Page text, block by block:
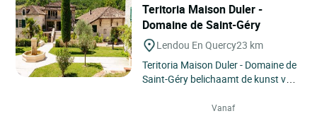
Teritoria Maison Duler -
Domaine de Saint-Géry
Lendou En Quercy23 km
Teritoria Maison Duler - Domaine de
Saint-Géry belichaamt de kunst van
Blanc, in Lendou-en-Quercy...
Vanaf